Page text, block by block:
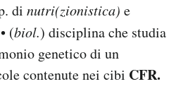
di nutri(zionistica) e
(biol.) disciplina che studia
genetico di un
contenute nei cibi CFR.